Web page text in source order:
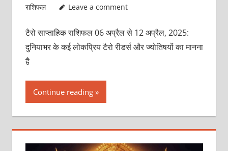
राशिफल
Leave a comment
टैरो साप्ताहिक राशिफल 06 अप्रैल से 12 अप्रैल, 2025:
दुनियाभर के कई लोकप्रिय टैरो रीडर्स और ज्‍योतिषयों का मानना
है
Continue reading